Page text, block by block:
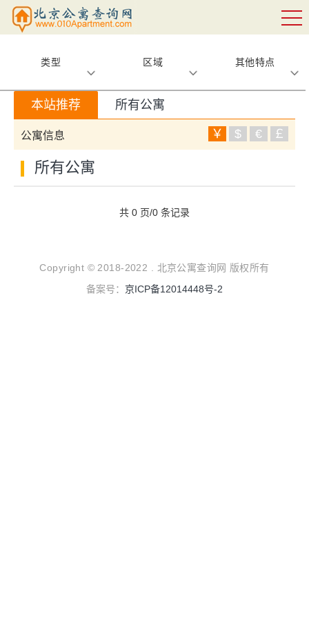
类型 区域 其他特点
本站推荐 所有公寓
公寓信息 ￥ $ € ￡
所有公寓
共 0 页/0 条记录
Copyright © 2018-2022 . 北京公寓查询网 版权所有
备案号： 京ICP备12014448号-2